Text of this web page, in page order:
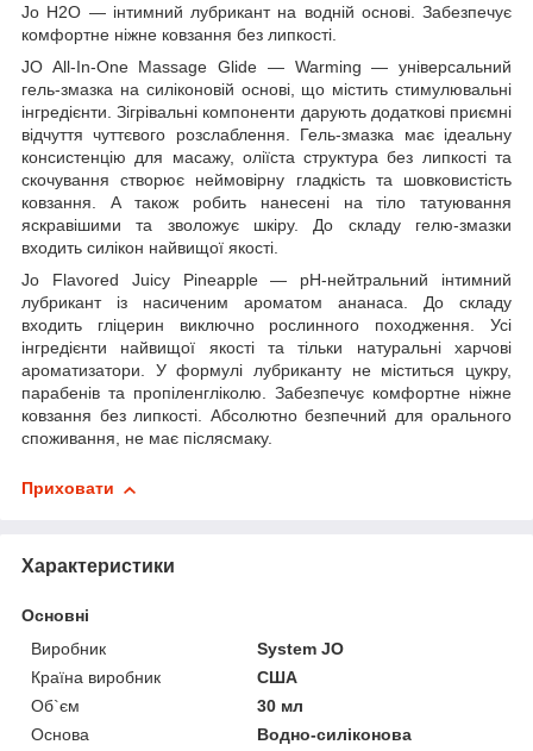
Jo H2O — інтимний лубрикант на водній основі. Забезпечує
комфортне ніжне ковзання без липкості.
JO All-In-One Massage Glide — Warming — універсальний
гель-змазка на силіконовій основі, що містить стимулювальні
інгредієнти. Зігрівальні компоненти дарують додаткові приємні
відчуття чуттєвого розслаблення. Гель-змазка має ідеальну
консистенцію для масажу, оліїста структура без липкості та
скочування створює неймовірну гладкість та шовковистість
ковзання. А також робить нанесені на тіло татуювання
яскравішими та зволожує шкіру. До складу гелю-змазки
входить силікон найвищої якості.
Jo Flavored Juicy Pineapple — pH-нейтральний інтимний
лубрикант із насиченим ароматом ананаса. До складу
входить гліцерин виключно рослинного походження. Усі
інгредієнти найвищої якості та тільки натуральні харчові
ароматизатори. У формулі лубриканту не міститься цукру,
парабенів та пропіленгліколю. Забезпечує комфортне ніжне
ковзання без липкості. Абсолютно безпечний для орального
споживання, не має післясмаку.
Приховати
Характеристики
Основні
Виробник
System JO
Країна виробник
США
Об`єм
30 мл
Основа
Водно-силіконова